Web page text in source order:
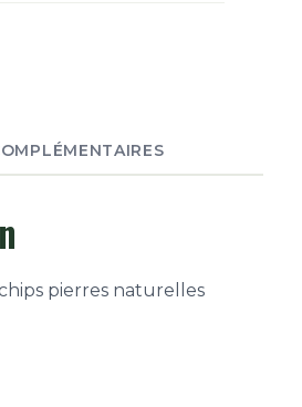
pierres naturelles